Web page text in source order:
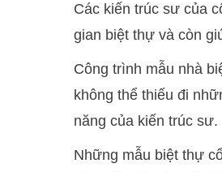
Các kiến trúc sư của
gian biệt thự và còn
Công trình mẫu nhà
không thể thiếu đi
năng của kiến trúc sư.
Những mẫu biệt thự